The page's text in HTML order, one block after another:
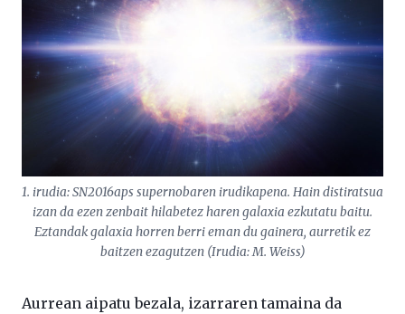
1. irudia: SN2016aps supernobaren irudikapena. Hain distiratsua
izan da ezen zenbait hilabetez haren galaxia ezkutatu baitu.
Eztandak galaxia horren berri eman du gainera, aurretik ez
baitzen ezagutzen (Irudia: M. Weiss)
Aurrean aipatu bezala, izarraren tamaina da